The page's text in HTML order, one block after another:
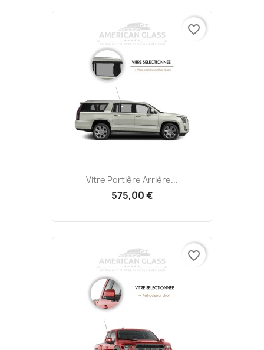
Vitre Portière Arrière...
575,00 €
favorite_border
favorite_border